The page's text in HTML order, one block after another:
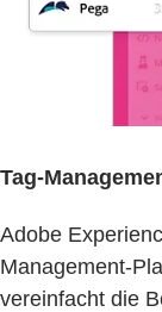
Tag-
Adobe
Management-
vereinfacht die